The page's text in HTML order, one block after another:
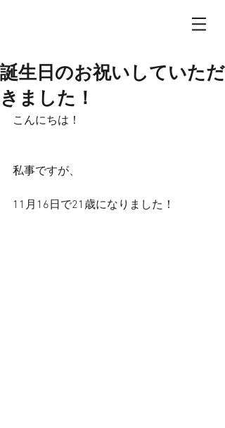
誕生日のお祝いしていただ
きました！
こんにちは！
私事ですが、
11月16日で21歳になりました！